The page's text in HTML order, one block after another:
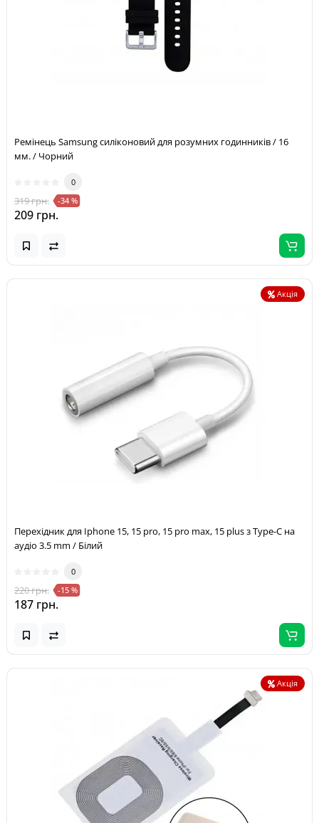
Ремінець Samsung силіконовий для розумних годинників / 16
мм. / Чорний
0
319 грн. -34 %
209 грн.
Акція
Перехідник для Iphone 15, 15 pro, 15 pro max, 15 plus з Type-C на
аудіо 3.5 mm / Білий
0
220 грн. -15 %
187 грн.
Акція